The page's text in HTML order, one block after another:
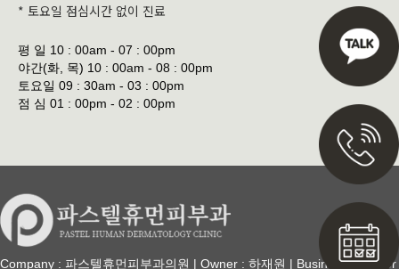
* 토요일 점심시간 없이 진료
평 일 10 : 00am - 07 : 00pm
야간(화, 목) 10 : 00am - 08 : 00pm
토요일 09 : 30am - 03 : 00pm
점 심 01 : 00pm - 02 : 00pm
Company : 파스텔휴먼피부과의원 | Owner : 하재원 | Business Number